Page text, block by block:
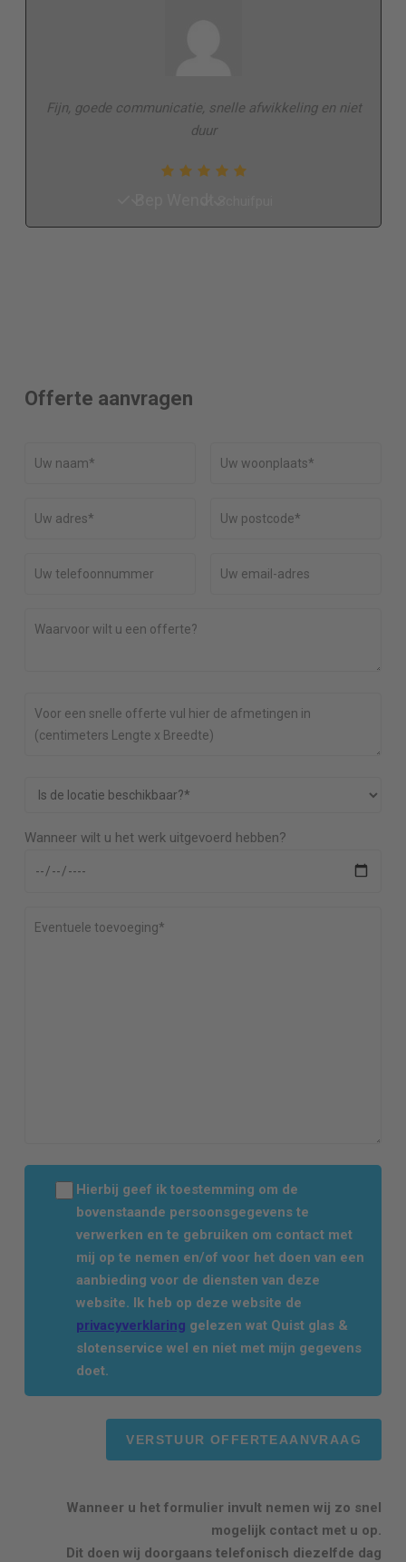
Fijn, goede communicatie, snelle afwikkeling en niet
duur
Offerte aanvragen
Wanneer wilt u het werk uitgevoerd hebben?
Hierbij geef ik toestemming om de
bovenstaande persoonsgegevens te
verwerken en te gebruiken om contact met
mij op te nemen en/of voor het doen van een
aanbieding voor de diensten van deze
website. Ik heb op deze website de
privacyverklaring gelezen wat Quist glas &
slotenservice wel en niet met mijn gegevens
doet.
Wanneer u het formulier invult nemen wij zo snel
mogelijk contact met u op.
Dit doen wij doorgaans telefonisch diezelfde dag